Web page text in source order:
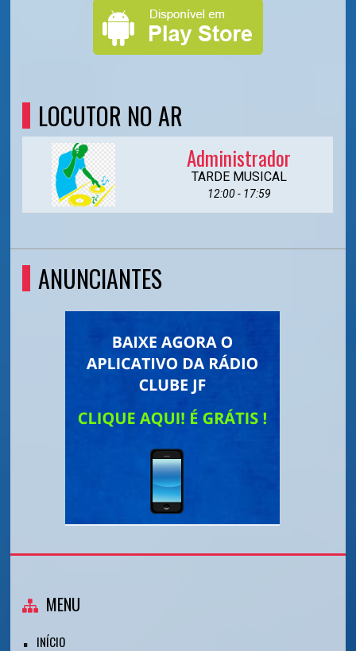
LOCUTOR NO AR
Administrador
TARDE MUSICAL
12:00 - 17:59
ANUNCIANTES
MENU
INÍCIO